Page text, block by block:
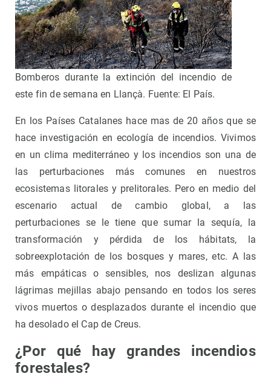
Bomberos durante la extinción del incendio de
este fin de semana en Llançà. Fuente: El País.
En los Países Catalanes hace mas de 20 años que se
hace investigación en ecología de incendios. Vivimos
en un clima mediterráneo y los incendios son una de
las perturbaciones más comunes en nuestros
ecosistemas litorales y prelitorales. Pero en medio del
escenario actual de cambio global, a las
perturbaciones se le tiene que sumar la sequía, la
transformación y pérdida de los hábitats, la
sobreexplotación de los bosques y mares, etc. A las
más empáticas o sensibles, nos deslizan algunas
lágrimas mejillas abajo pensando en todos los seres
vivos muertos o desplazados durante el incendio que
ha desolado el Cap de Creus.
¿Por qué hay grandes incendios
forestales?